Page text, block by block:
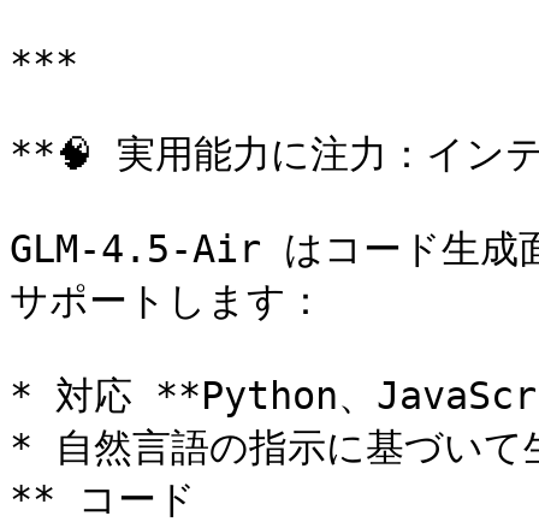
***
**🧠 実用能力に注力：イン
GLM-4.5-Air はコード生成
サポートします：
* 対応 **Python、
* 自然言語の指示に基づい
** コード